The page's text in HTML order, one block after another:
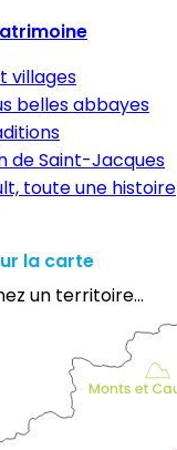
villages
belles abbayes
de Saint-Jacques
toute une histoire
la carte
un territoire...